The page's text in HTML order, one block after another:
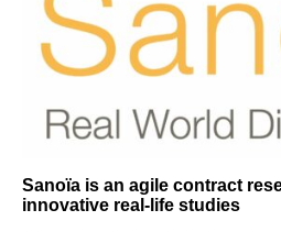
Sanoïa is an agile contract
innovative real-life studies